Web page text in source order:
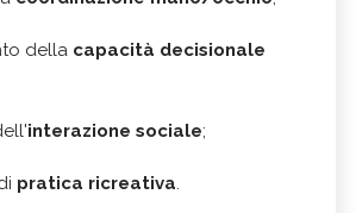
della capacità decisionale
interazione sociale;
pratica ricreativa.